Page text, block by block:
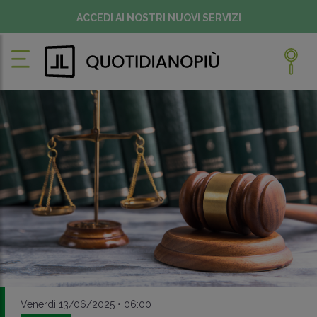
ACCEDI AI NOSTRI NUOVI SERVIZI
Venerdì 13/06/2025 • 06:00